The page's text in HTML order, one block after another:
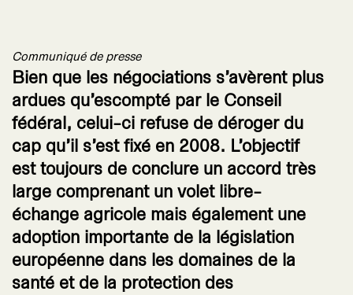
Communiqué de presse
Bien que les négociations s’avèrent plus
ardues qu’escompté par le Conseil
fédéral, celui-ci refuse de déroger du
cap qu’il s’est fixé en 2008. L’objectif
est toujours de conclure un accord très
large comprenant un volet libre-
échange agricole mais également une
adoption importante de la législation
européenne dans les domaines de la
santé et de la protection des